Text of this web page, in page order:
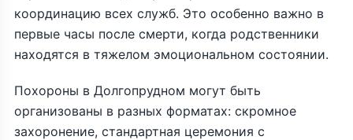
координацию всех служб. Это особенно важно в
первые часы после смерти, когда родственники
находятся в тяжелом эмоциональном состоянии.
Похороны в Долгопрудном могут быть
организованы в разных форматах: скромное
захоронение, стандартная церемония с